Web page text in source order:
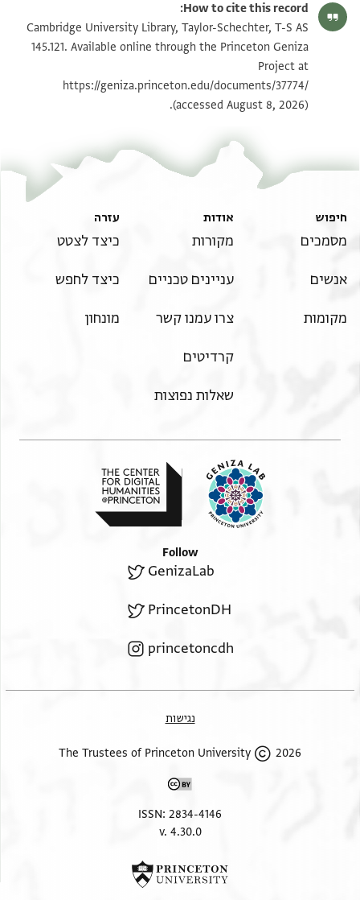
T-S AS 145.121 1v הגדל וסובב
תנאי היתר שימוש בתצלום
How to cite this record:
Cambridge University Library, Taylor-Schechter, T-S AS
145.121. Available online through the Princeton Geniza
Project at
https://geniza.princeton.edu/documents/37774/
(accessed August 8, 2026).
חיפוש
מסמכים
אנשים
מקומות
אודות
מקורות
עניינים טכניים
צרו עמנו קשר
קרדיטים
שאלות נפוצות
עזרה
כיצד לצטט
כיצד לחפש
מונחון
Follow
GenizaLab
PrincetonDH
princetoncdh
נגישות
2026 The Trustees of Princeton University
ISSN: 2834-4146
v. 4.30.0